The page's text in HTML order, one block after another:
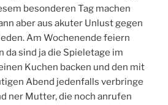
besonderen Tag machen
aber aus akuter Unlust gegen
Am Wochenende feiern
da sind ja die Spieletage im
Kuchen backen und den mit
Abend jedenfalls verbringe
ner Mutter, die noch anrufen